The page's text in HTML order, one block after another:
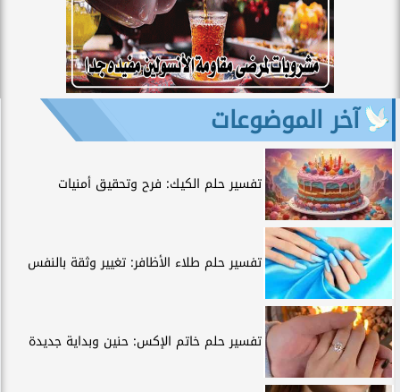
آخر الموضوعات
تفسير حلم الكيك: فرح وتحقيق أمنيات
تفسير حلم طلاء الأظافر: تغيير وثقة بالنفس
تفسير حلم خاتم الإكس: حنين وبداية جديدة